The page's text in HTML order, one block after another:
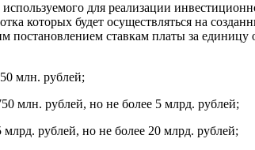
для реализации
которых будет осуществляться на
ставкам платы за единицу
млн. рублей;
млн. рублей, но не более 5 млрд. рублей;
рублей, но не более 20 млрд. рублей;